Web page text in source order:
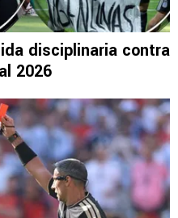
disciplinaria contra
2026